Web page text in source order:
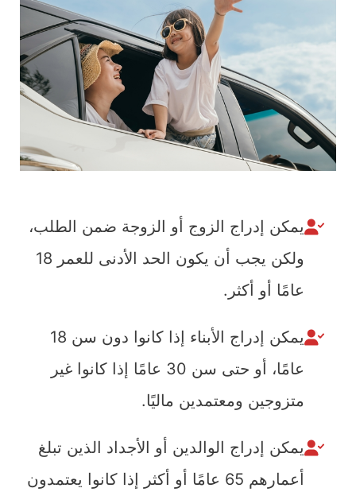
يمكن إدراج الزوج أو الزوجة ضمن الطلب،
ولكن يجب أن يكون الحد الأدنى للعمر 18
عامًا أو أكثر.
يمكن إدراج الأبناء إذا كانوا دون سن 18
عامًا، أو حتى سن 30 عامًا إذا كانوا غير
متزوجين ومعتمدين ماليًا.
يمكن إدراج الوالدين أو الأجداد الذين تبلغ
أعمارهم 65 عامًا أو أكثر إذا كانوا يعتمدون